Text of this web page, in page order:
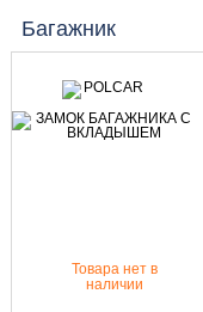
Багажник
Товара нет в
наличии